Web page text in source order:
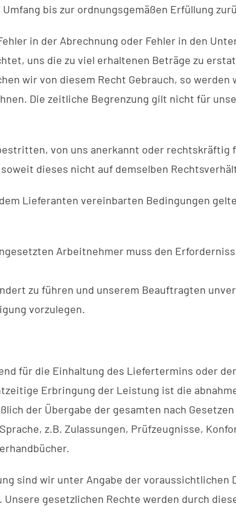
bis zur ordnungsgemäßen Erfüllung
in der Abrechnung oder Fehler in den
uns die zu viel erhaltenen Beträge zu
wir von diesem Recht Gebrauch, so
Die zeitliche Begrenzung gilt nicht für
von uns anerkannt oder
dieses nicht auf demselben
Lieferanten vereinbarten Bedingungen
Arbeitnehmer muss den
zu führen und unserem Beauftragten
vorzulegen.
für die Einhaltung des Liefertermins oder
Erbringung der Leistung ist die
der Übergabe der gesamten nach
z.B. Zulassungen, Prüfzeugnisse,
sind wir unter Angabe der voraussichtlichen
gesetzlichen Rechte werden durch